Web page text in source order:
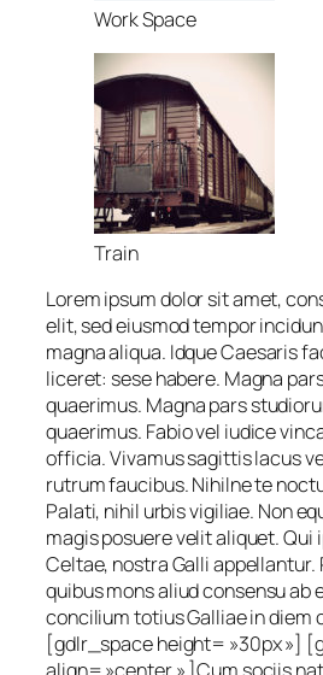
Work Space
Train
Lorem ipsum dolor sit amet,
elit, sed eiusmod tempor
magna aliqua. Idque Caesaris
liceret: sese habere. Magna
quaerimus. Magna pars
quaerimus. Fabio vel iudice
officia. Vivamus sagittis lacus
rutrum faucibus. Nihilne te
Palati, nihil urbis vigiliae. Non
magis posuere velit aliquet. Qui
Celtae, nostra Galli appellantur.
quibus mons aliud consensu ab
concilium totius Galliae in diem
[gdlr_space height= »30px »]